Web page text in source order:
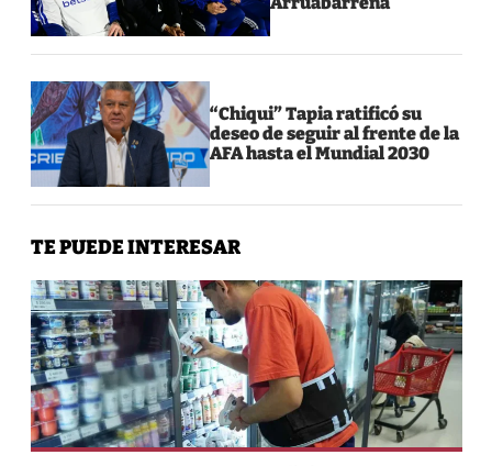
“Chiqui” Tapia ratificó su
deseo de seguir al frente de la
AFA hasta el Mundial 2030
TE PUEDE INTERESAR